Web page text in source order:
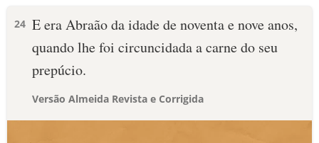
24 E era Abraão da idade de noventa e nove anos,
quando lhe foi circuncidada a carne do seu
prepúcio.
Versão Almeida Revista e Corrigida